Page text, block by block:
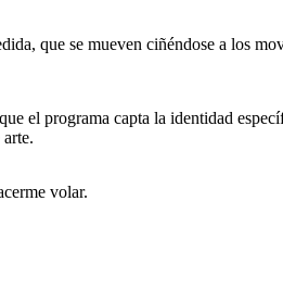
que se mueven ciñéndose a los
el programa capta la identidad
volar.